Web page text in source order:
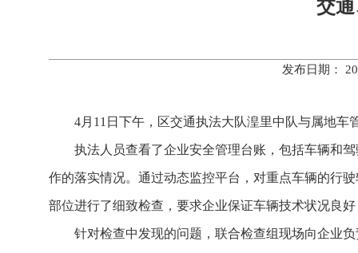
交
发布日期：
4月11日下午，区交通执法大队湟里中队与属地
执法人员查看了企业安全管理台账，包括车辆和
作的落实情况。通过动态监控平台，对重点车辆的行
部位进行了细致检查，要求企业保证车辆技术状况良
针对检查中发现的问题，联合检查组现场向企业